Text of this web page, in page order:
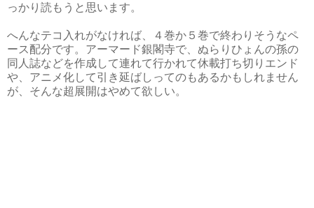
っかり読もうと思います。
へんなテコ入れがなければ、４巻か５巻で終わりそうなペ
ース配分です。アーマード銀閣寺で、ぬらりひょんの孫の
同人誌などを作成して連れて行かれて休載打ち切りエンド
や、アニメ化して引き延ばしってのもあるかもしれません
が、そんな超展開はやめて欲しい。